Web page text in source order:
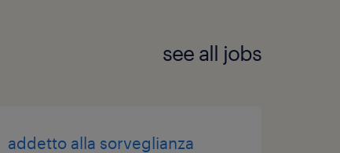
see all jobs
addetto alla sorveglianza